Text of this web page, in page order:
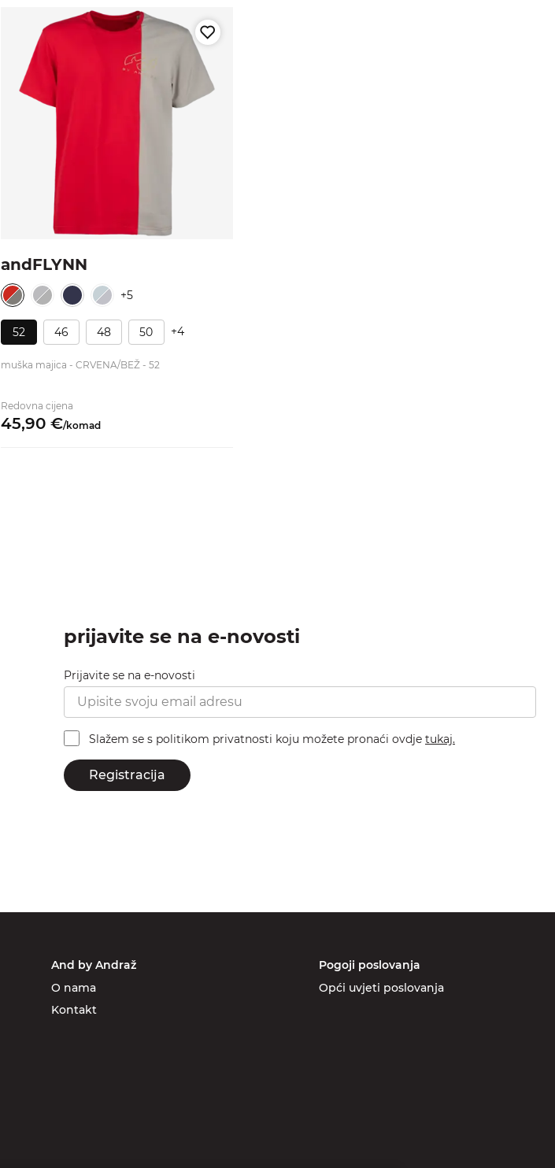
andFLYNN
+5
52 46 48 50 +4
muška majica - CRVENA/BEŽ - 52
Redovna cijena
45,90 €/komad
prijavite se na e-novosti
Prijavite se na e-novosti
Slažem se s politikom privatnosti koju možete pronaći ovdje tukaj.
Registracija
And by Andraž
O nama
Kontakt
Pogoji poslovanja
Opći uvjeti poslovanja